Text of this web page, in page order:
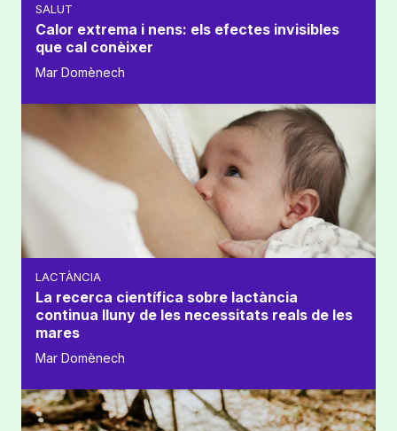
SALUT
Calor extrema i nens: els efectes invisibles
que cal conèixer
Mar Domènech
LACTÀNCIA
La recerca científica sobre lactància
continua lluny de les necessitats reals de les
mares
Mar Domènech